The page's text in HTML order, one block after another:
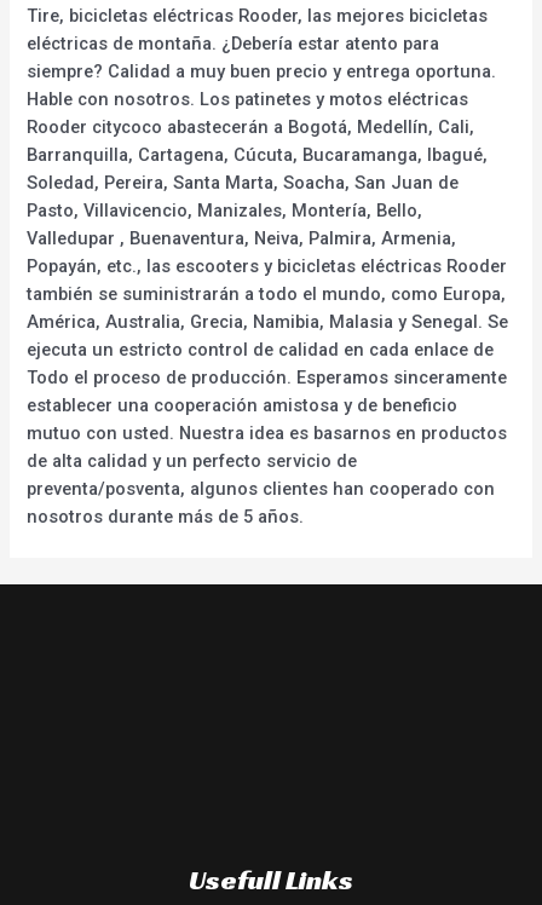
Tire, bicicletas eléctricas Rooder, las mejores bicicletas
eléctricas de montaña. ¿Debería estar atento para
siempre? Calidad a muy buen precio y entrega oportuna.
Hable con nosotros. Los patinetes y motos eléctricas
Rooder citycoco abastecerán a Bogotá, Medellín, Cali,
Barranquilla, Cartagena, Cúcuta, Bucaramanga, Ibagué,
Soledad, Pereira, Santa Marta, Soacha, San Juan de
Pasto, Villavicencio, Manizales, Montería, Bello,
Valledupar , Buenaventura, Neiva, Palmira, Armenia,
Popayán, etc., las escooters y bicicletas eléctricas Rooder
también se suministrarán a todo el mundo, como Europa,
América, Australia, Grecia, Namibia, Malasia y Senegal. Se
ejecuta un estricto control de calidad en cada enlace de
Todo el proceso de producción. Esperamos sinceramente
establecer una cooperación amistosa y de beneficio
mutuo con usted. Nuestra idea es basarnos en productos
de alta calidad y un perfecto servicio de
preventa/posventa, algunos clientes han cooperado con
nosotros durante más de 5 años.
Usefull Links